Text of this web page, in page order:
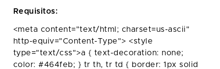
Requisitos:
<meta content="text/html; charset=us-ascii"
http-equiv="Content-Type"> <style
type="text/css">a { text-decoration: none;
color: #464feb; } tr th, tr td { border: 1px solid